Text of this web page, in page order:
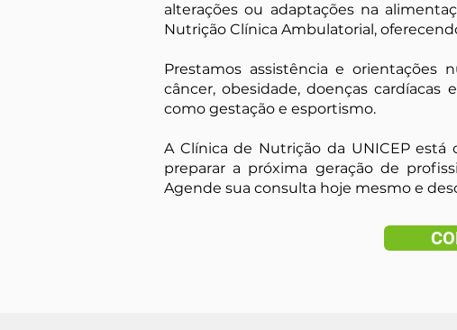
alterações ou adaptações na
Nutrição Clínica Ambulatorial,
Prestamos assistência e orientações
câncer, obesidade, doenças
como gestação e esportismo.
A Clínica de Nutrição da UNICEP
preparar a próxima geração de
Agende sua consulta hoje mesmo e